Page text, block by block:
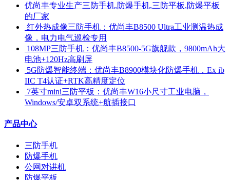
优尚丰专业生产三防手机,防爆手机,三防平板,防爆平板
的厂家
​ 红外热成像三防手机：优尚丰B8500 Ultra工业测温热成
像，电力电气巡检专用
​ 108MP三防手机：优尚丰B8500-5G旗舰款，9800mAh大
电池+120Hz高刷屏
​ 5G防爆智能终端：优尚丰B8900模块化防爆手机，Ex ib
IIC T4认证+RTK高精度定位
​ 7英寸mini三防平板：优尚丰W16小尺寸工业电脑，
Windows/安卓双系统+航插接口
产品中心
三防手机
防爆手机
公网对讲机
防爆平板